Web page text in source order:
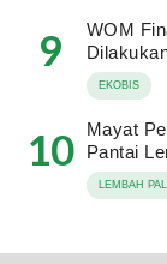
9
WOM
EKOBIS
10
Mayat
Pantai
LEMBAH